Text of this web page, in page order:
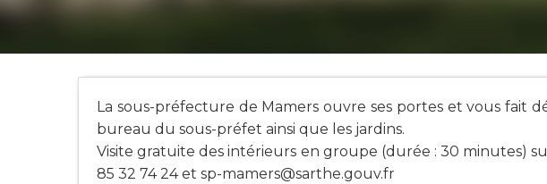
La sous-préfecture de Mamers ouvre ses portes et vous fait
bureau du sous-préfet ainsi que les jardins.
Visite gratuite des intérieurs en groupe (durée : 30 minutes)
85 32 74 24 et sp-mamers@sarthe.gouv.fr